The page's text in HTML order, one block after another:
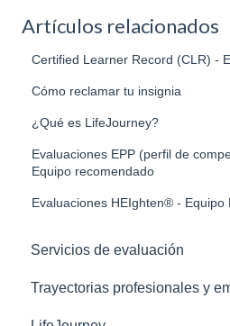
Artículos relacionados
Certified Learner Record (CLR) -
Cómo reclamar tu insignia
¿Qué es LifeJourney?
Evaluaciones EPP (perfil de
Equipo recomendado
Evaluaciones HEIghten® - Equipo
Servicios de evaluación
E-Proficiency Profile (EPP)
Trayectorias profesionales y